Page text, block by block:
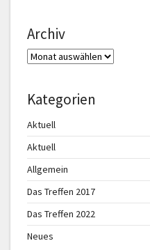
Archiv
Archiv
Kategorien
Aktuell
Aktuell
Allgemein
Das Treffen 2017
Das Treffen 2022
Neues